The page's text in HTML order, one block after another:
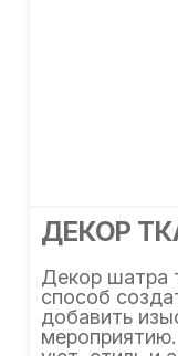
ДЕКОР
Декор шатра
способ
добавить